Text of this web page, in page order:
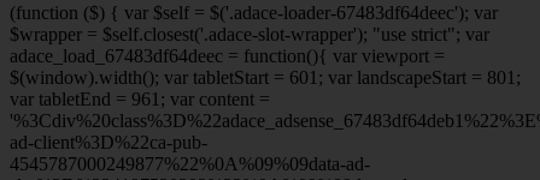
(function ($) { var $self = $('.adace-loader-67483df64deec'); var
$wrapper = $self.closest('.adace-slot-wrapper'); "use strict"; var
adace_load_67483df64deec = function(){ var viewport =
$(window).width(); var tabletStart = 601; var landscapeStart = 801;
var tabletEnd = 961; var content =
ad-client%3D%22ca-pub-
4545787000249877%22%0A%09%09data-ad-